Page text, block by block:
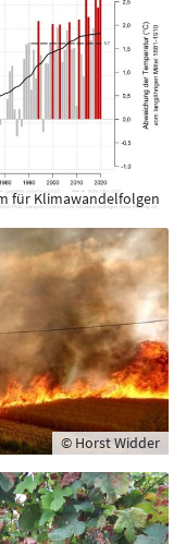
für Klimawandelfolgen
© Horst Widder